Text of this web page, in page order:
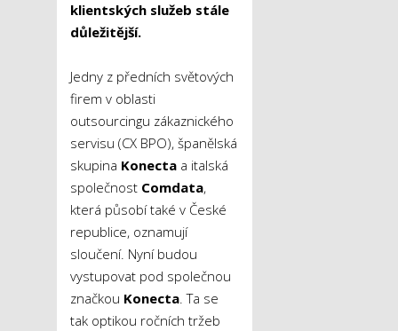
klientských služeb stále
důležitější.
Jedny z předních světových
firem v oblasti
outsourcingu zákaznického
servisu (CX BPO), španělská
skupina Konecta a italská
společnost Comdata,
která působí také v České
republice, oznamují
sloučení. Nyní budou
vystupovat pod společnou
značkou Konecta. Ta se
tak optikou ročních tržeb